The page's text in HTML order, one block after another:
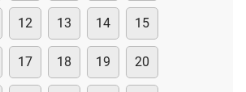
12 13 14 15
17 18 19 20